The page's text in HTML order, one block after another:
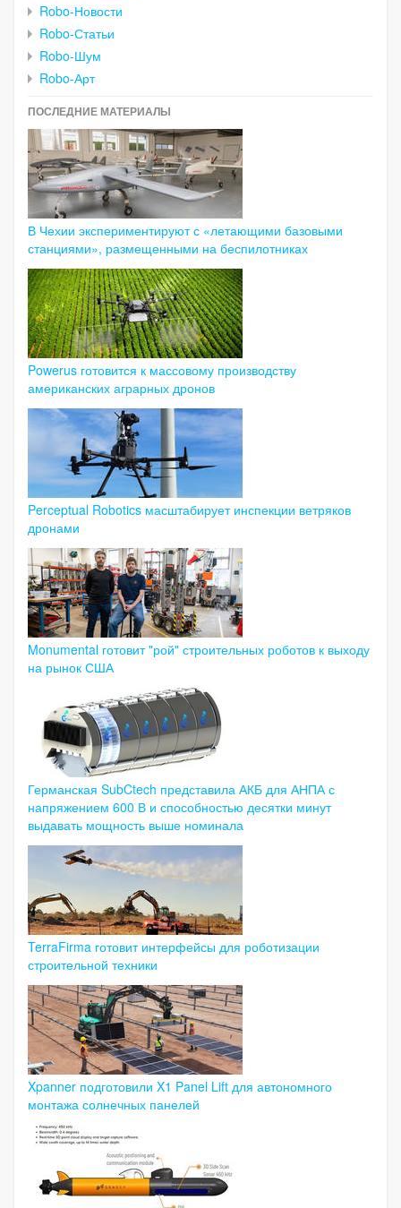
Robo-Новости
Robo-Статьи
Robo-Шум
Robo-Арт
ПОСЛЕДНИЕ МАТЕРИАЛЫ
В Чехии экспериментируют с «летающими базовыми
станциями», размещенными на беспилотниках
Powerus готовится к массовому производству
американских аграрных дронов
Perceptual Robotics масштабирует инспекции ветряков
дронами
Monumental готовит "рой" строительных роботов к выходу
на рынок США
Германская SubCtech представила АКБ для АНПА с
напряжением 600 В и способностью десятки минут
выдавать мощность выше номинала
TerraFirma готовит интерфейсы для роботизации
строительной техники
Xpanner подготовили X1 Panel Lift для автономного
монтажа солнечных панелей